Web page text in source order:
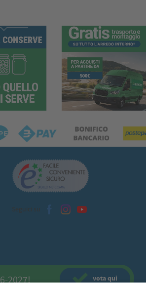
Seguici su
2027! votaqui